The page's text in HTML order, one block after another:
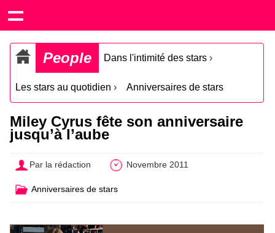
People Dans l'intimité des stars ›
Les stars au quotidien › Anniversaires de stars
Miley Cyrus fête son anniversaire
jusqu’à l’aube
Par la rédaction Novembre 2011
Anniversaires de stars